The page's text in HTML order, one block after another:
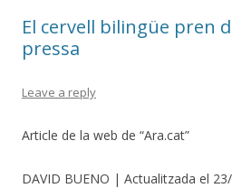
El cervell bilingüe pren
pressa
Leave a reply
Article de la web de “Ara.cat”
DAVID BUENO | Actualitzada el